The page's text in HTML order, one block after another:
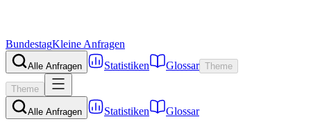
BundestagKleine Anfragen
Alle Anfragen Statistiken Glossar Theme
Theme
Alle Anfragen Statistiken Glossar